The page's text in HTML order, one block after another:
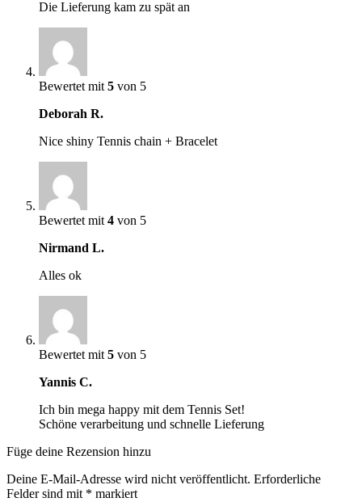
Die Lieferung kam zu spät an
Bewertet mit 5 von 5
Deborah R.
Nice shiny Tennis chain + Bracelet
Bewertet mit 4 von 5
Nirmand L.
Alles ok
Bewertet mit 5 von 5
Yannis C.
Ich bin mega happy mit dem Tennis Set!
Schöne verarbeitung und schnelle Lieferung
Füge deine Rezension hinzu
Deine E-Mail-Adresse wird nicht veröffentlicht. Erforderliche
Felder sind mit * markiert